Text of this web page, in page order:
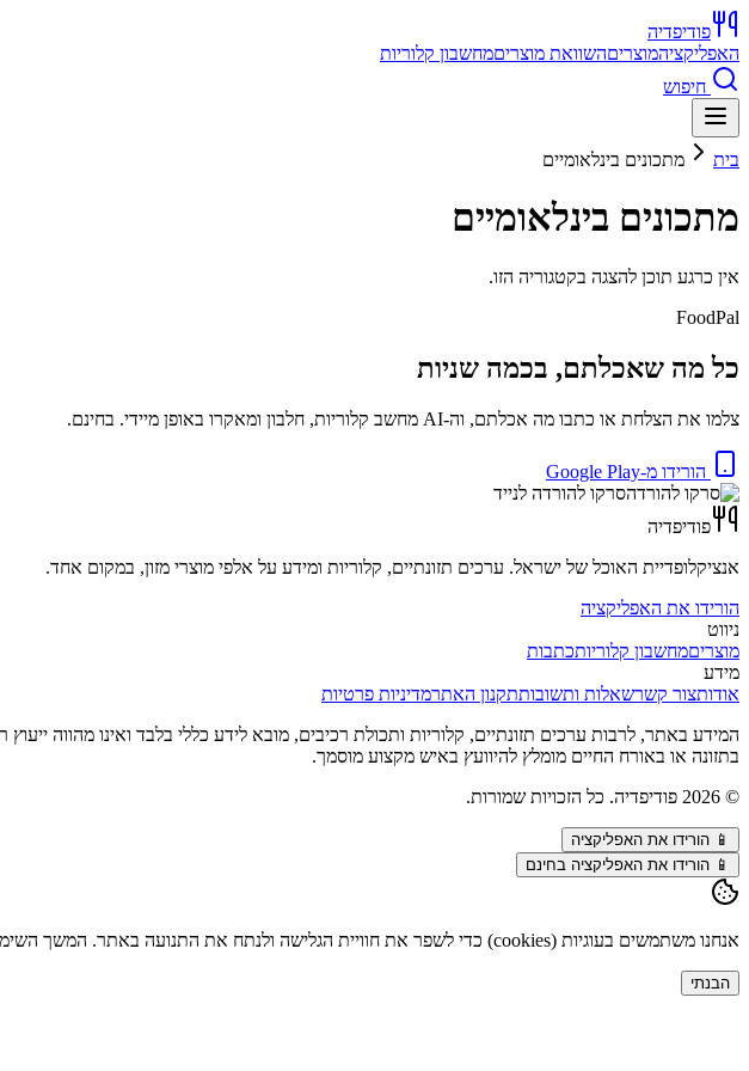
פודיפדיה
האפליקציהמוצריםהשוואת מוצריםמחשבון קלוריות
חיפוש
בית מתכונים בינלאומיים
מתכונים בינלאומיים
אין כרגע תוכן להצגה בקטגוריה הזו.
FoodPal
כל מה שאכלתם, בכמה שניות
צלמו את הצלחת או כתבו מה אכלתם, וה-AI מחשב קלוריות, חלבון ומאקרו באופן מיידי. בחינם.
הורידו מ-Google Play
סרקו להורדה לנייד
פודיפדיה
אנציקלופדיית האוכל של ישראל. ערכים תזונתיים, קלוריות ומידע על אלפי מוצרי מזון, במקום אחד.
הורידו את האפליקציה
ניווט
מוצריםמחשבון קלוריותכתבות
מידע
אודותצור קשרשאלות ותשובותתקנון האתרמדיניות פרטיות
המידע באתר, לרבות ערכים תזונתיים, קלוריות ותכולת רכיבים, מובא לידע כללי בלבד ואינו מהווה
בתזונה או באורח החיים מומלץ להיוועץ באיש מקצוע מוסמך.
©
2026 פודיפדיה. כל הזכויות שמורות.
📱 הורידו את האפליקציה
📱 הורידו את האפליקציה בחינם
אנחנו משתמשים בעוגיות (cookies) כדי לשפר את חוויית הגלישה ולנתח את התנועה באתר. המשך השימוש מהווה הסכמה. פרטים נוספים ב
הבנתי